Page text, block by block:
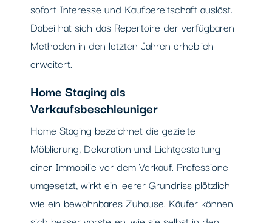
sofort Interesse und Kaufbereitschaft auslöst.
Dabei hat sich das Repertoire der verfügbaren
Methoden in den letzten Jahren erheblich
erweitert.
Home Staging als
Verkaufsbeschleuniger
Home Staging bezeichnet die gezielte
Möblierung, Dekoration und Lichtgestaltung
einer Immobilie vor dem Verkauf. Professionell
umgesetzt, wirkt ein leerer Grundriss plötzlich
wie ein bewohnbares Zuhause. Käufer können